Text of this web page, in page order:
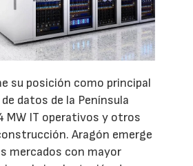
su posición como principal
datos de la Península
MW IT operativos y otros
Aragón emerge
mercados con mayor